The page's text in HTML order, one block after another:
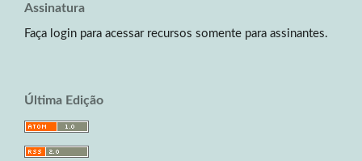
Assinatura
Faça login para acessar recursos somente para assinantes.
Última Edição